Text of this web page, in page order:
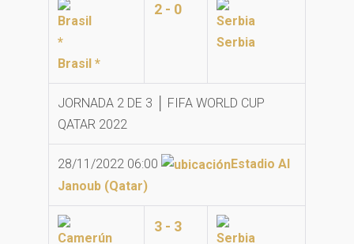
Brasil *
2 - 0
Serbia
JORNADA 2 DE 3 │ FIFA WORLD CUP
QATAR 2022
28/11/2022 06:00
Estadio Al
Janoub (Qatar)
3 - 3